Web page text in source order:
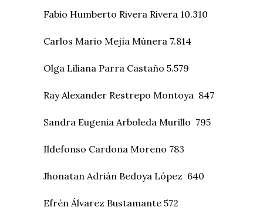
Fabio Humberto Rivera Rivera 10.310
Carlos Mario Mejía Múnera 7.814
Olga Liliana Parra Castaño 5.579
Ray Alexander Restrepo Montoya 847
Sandra Eugenia Arboleda Murillo 795
Ildefonso Cardona Moreno 783
Jhonatan Adrián Bedoya López 640
Efrén Álvarez Bustamante 572